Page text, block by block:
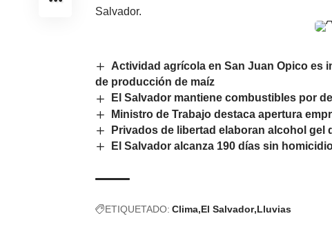
Salvador.
Actividad agrícola en San Juan Opico es
de producción de maíz
El Salvador mantiene combustibles por
Ministro de Trabajo destaca apertura
Privados de libertad elaboran alcohol gel
El Salvador alcanza 190 días sin
ETIQUETADO: Clima El Salvador Lluvias